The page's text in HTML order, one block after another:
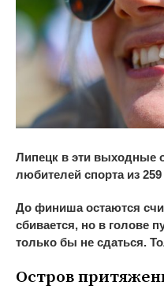
Липецк в эти выходные
любителей спорта из
До финиша остаются
сбивается, но в голове
только бы не сдаться.
Остров